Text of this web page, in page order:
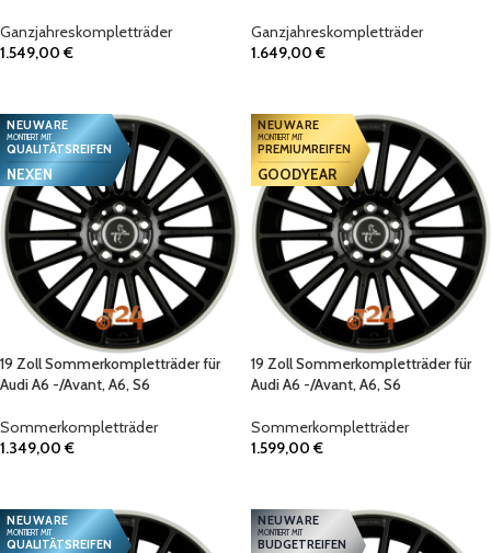
Ganzjahreskompletträder
1.549,00€
Ganzjahreskompletträder
1.649,00€
NEUWARE
MONTIERT MIT
QUALITÄTSREIFEN
NEXEN
19 Zoll Sommerkompletträder für
Audi A6 -/Avant, A6, S6
Sommerkompletträder
1.349,00€
NEUWARE
MONTIERT MIT
PREMIUMREIFEN
GOODYEAR
19 Zoll Sommerkompletträder für
Audi A6 -/Avant, A6, S6
Sommerkompletträder
1.599,00€
NEUWARE
MONTIERT MIT
QUALITÄTSREIFEN
NEUWARE
MONTIERT MIT
BUDGETREIFEN